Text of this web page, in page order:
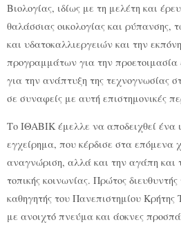
Βιολογίας, ιδίως με τη μελέτη και
θαλάσσιας οικολογίας και ρύπανσης,
και υδατοκαλλιεργειών και την
προγραμμάτων για την προετοιμασία
για την ανάπτυξη της τεχνογνωσίας
σε συναφείς με αυτή επιστημονικές
Το ΙΘΑΒΙΚ έμελλε να αποδειχθεί ένα
εγχείρημα, που κέρδισε στα επόμενα
αναγνώριση, αλλά και την αγάπη και
τοπικής κοινωνίας. Πρώτος
καθηγητής του Πανεπιστημίου Κρήτης
με ανοιχτό πνεύμα και άοκνες